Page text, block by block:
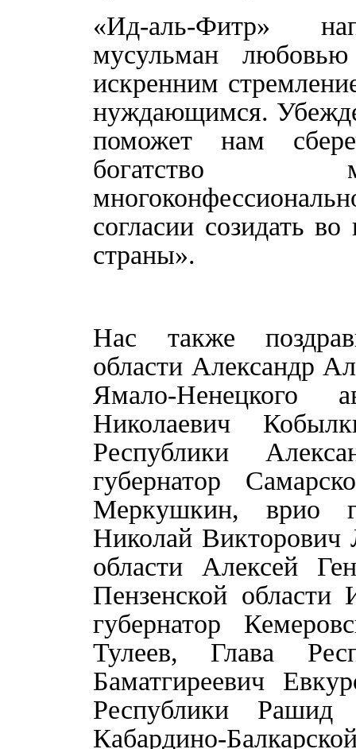
«Ид-аль-Фитр»
мусульман
искренним
нуждающимся.
поможет нам
богатство
согласии созидать
страны».
Нас также
области Александр
Ямало-Ненецкого
Николаевич
Республики
губернатор
Меркушкин, врио
Николай Викторович
области Алексей
Пензенской области
губернатор
Тулеев, Глава
Баматгиреевич
Республики Рашид
Кабардино-